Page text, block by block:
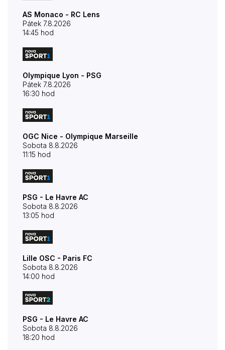
AS Monaco - RC Lens
Pátek 7.8.2026
14:45 hod
Olympique Lyon - PSG
Pátek 7.8.2026
16:30 hod
OGC Nice - Olympique Marseille
Sobota 8.8.2026
11:15 hod
PSG - Le Havre AC
Sobota 8.8.2026
13:05 hod
Lille OSC - Paris FC
Sobota 8.8.2026
14:00 hod
PSG - Le Havre AC
Sobota 8.8.2026
18:20 hod